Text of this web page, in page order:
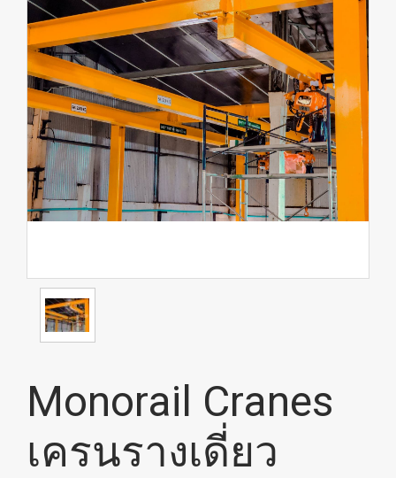
Monorail Cranes
เครนรางเดี่ยว